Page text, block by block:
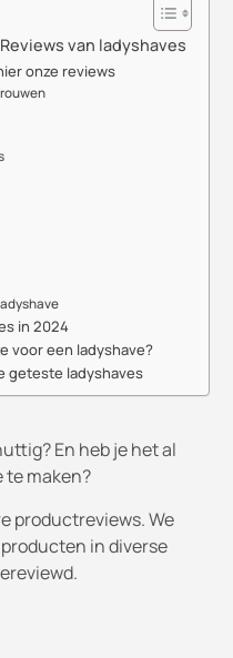
van ladyshaves
onze reviews
in 2024
voor een ladyshave?
geteste ladyshaves
En heb je het al
te maken?
productreviews. We
in diverse